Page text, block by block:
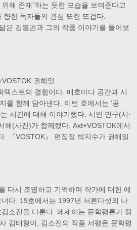
해 존재”하는 듯한 모습을 보여준다고
한 독자들의 관심 또한 뜨겁다.
은 김봉곤과 그의 작품 이야기를 들어보
권해일
텍스트의 결합이다. 매호마다 공간과 시
를 함께 담아낸다. 이번 호에서는 ‘공
는 시간에 대해 이야기했다. 시인 민구(시·
해(사진)가 함께했다. Axt+VOSTOK에서
. 『VOSTOK』 편집장 박지수가 권해일
다시 조명하고 기억하며 작가에 대한 에
다. 19호에서는 1997년 서른다섯의 나
소진을 다룬다. 에세이는 문학평론가 정
김태형이, 김소진의 작품 서평은 문학평